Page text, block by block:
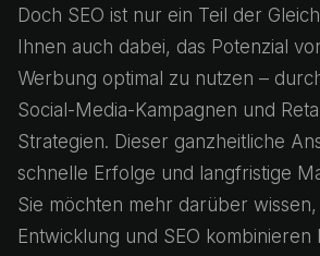
Doch SEO ist nur ein Teil der
Ihnen auch dabei, das Potenzial
Werbung optimal zu nutzen –
Social-Media-Kampagnen und
Strategien. Dieser ganzheitliche
schnelle Erfolge und langfristige
Sie möchten mehr darüber
Entwicklung und SEO kombinieren